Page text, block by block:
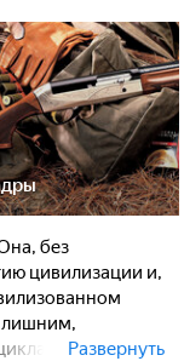
без
цивилизации и,
лишним,
Развернуть